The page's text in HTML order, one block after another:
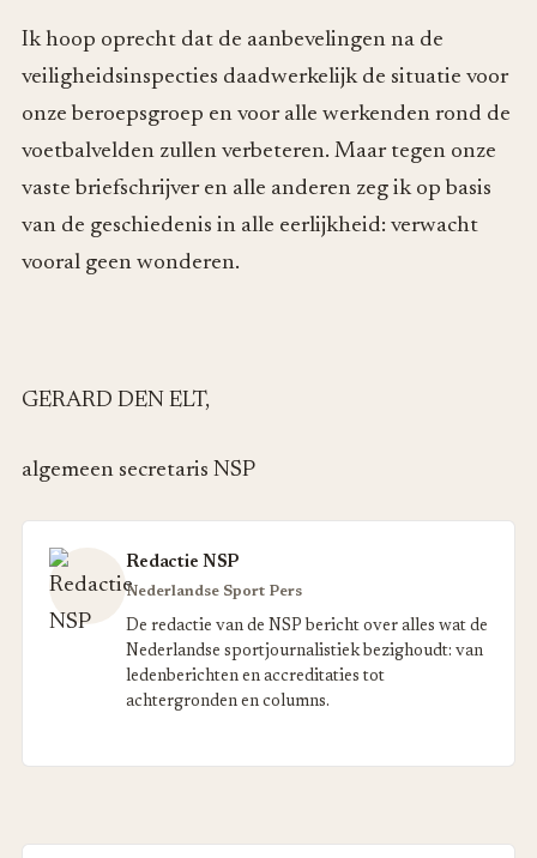
Ik hoop oprecht dat de aanbevelingen na de
veiligheidsinspecties daadwerkelijk de situatie voor
onze beroepsgroep en voor alle werkenden rond de
voetbalvelden zullen verbeteren. Maar tegen onze
vaste briefschrijver en alle anderen zeg ik op basis
van de geschiedenis in alle eerlijkheid: verwacht
vooral geen wonderen.
GERARD DEN ELT,
algemeen secretaris NSP
Redactie NSP
Nederlandse Sport Pers
De redactie van de NSP bericht over alles wat de
Nederlandse sportjournalistiek bezighoudt: van
ledenberichten en accreditaties tot
achtergronden en columns.